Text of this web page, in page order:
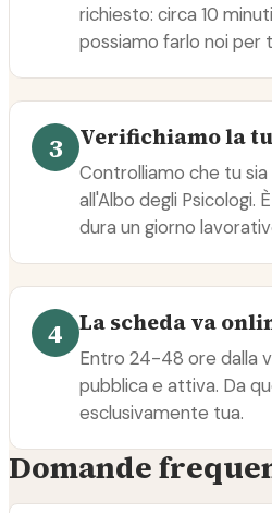
richiesto: circa 10
possiamo farlo noi per
3 Verifichiamo la
Controlliamo che tu
all'Albo degli Psicologi.
dura un giorno
4 La scheda va
Entro 24-48 ore dalla
pubblica e attiva. Da
esclusivamente tua.
Domande